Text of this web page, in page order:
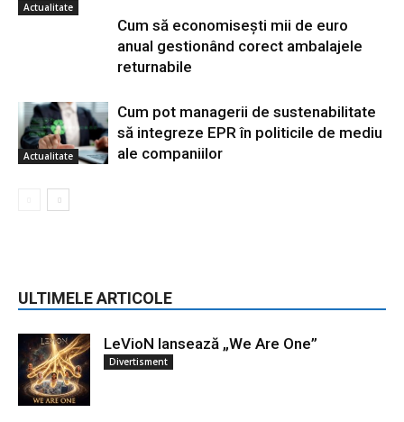
Actualitate
Cum să economisești mii de euro
anual gestionând corect ambalajele
returnabile
Actualitate
Cum pot managerii de sustenabilitate
să integreze EPR în politicile de mediu
ale companiilor
ULTIMELE ARTICOLE
LeVioN lansează „We Are One”
Divertisment